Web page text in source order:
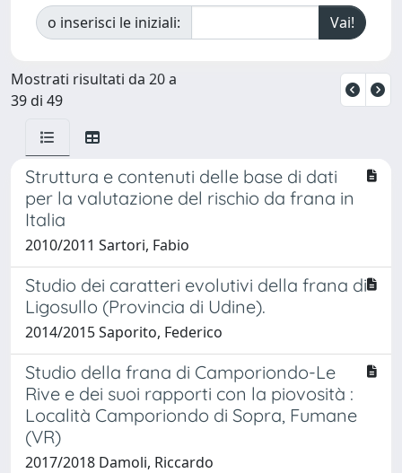
o inserisci le iniziali:
Mostrati risultati da 20 a
39 di 49
Struttura e contenuti delle base di dati
per la valutazione del rischio da frana in
Italia
2010/2011 Sartori, Fabio
Studio dei caratteri evolutivi della frana di
Ligosullo (Provincia di Udine).
2014/2015 Saporito, Federico
Studio della frana di Camporiondo-Le
Rive e dei suoi rapporti con la piovosità :
Località Camporiondo di Sopra, Fumane
(VR)
2017/2018 Damoli, Riccardo